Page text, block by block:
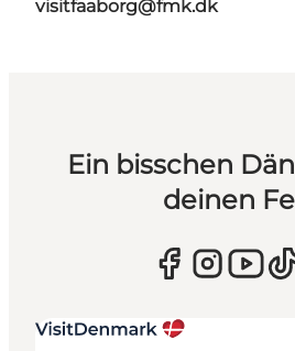
visitfaaborg@fmk.dk
Ein bisschen
deinen